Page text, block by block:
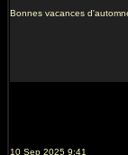
Bonnes vacances
10 Sep 2025 9:41